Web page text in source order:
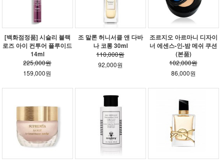
[백화점정품] 시슬리 블랙
로즈 아이 컨투어 플루이드
14ml
225,000원
159,000원
조 말론 허니서클 앤 다바
나 코롱 30ml
110,000원
92,000원
조르지오 아르마니 디자이
너 에센스-인-밤 메쉬 쿠션
(본품)
102,000원
86,000원